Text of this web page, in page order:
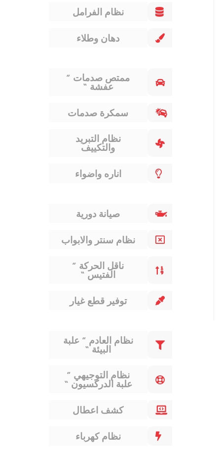
نظام الفرامل
دهان وطلاء
ممتص صدمات ”
عفشة “
سمكرة صدمات
نظام التبريد
والتكييف
اناره واضواء
صيانة دورية
نظام سنتر والابواب
ناقل الحركة ”
الفتيس “
توفير قطع غيار
نظام العادم ” علبة
البيئة “
نظام التوجيهي ”
علبة الدركسيون “
كشف اعطال
نظام كهرباء